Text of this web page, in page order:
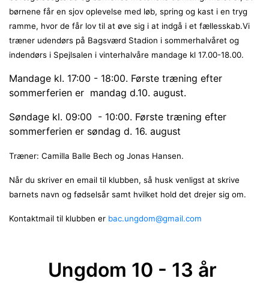
børnene får en sjov oplevelse med løb, spring og kast i en tryg
ramme, hvor de får lov til at øve sig i at indgå i et fællesskab.Vi
træner udendørs på Bagsværd Stadion i sommerhalvåret og
indendørs i Spejlsalen i vinterhalvåre mandage kl 17.00-18.00.
Mandage kl. 17:00 - 18:00. Første træning efter
sommerferien er mandag d.10. august.
Søndage kl. 09:00 - 10:00. Første træning efter
sommerferien er søndag d. 16. august
Træner: Camilla Balle Bech og Jonas Hansen.
Når du skriver en email til klubben, så husk venligst at skrive
barnets navn og fødselsår samt hvilket hold det drejer sig om.
Kontaktmail til klubben er bac.ungdom@gmail.com
Ungdom 10 - 13 år